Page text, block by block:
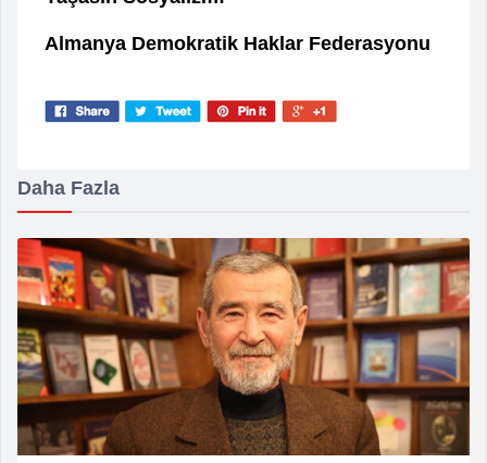
Almanya Demokratik Haklar Federasyonu
Daha Fazla